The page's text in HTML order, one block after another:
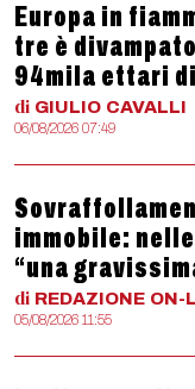
Europa in
tre è
94mila ettari
di GIULIO CAVALLI
06/08/2026 07:49
immobile:
“una
di REDAZIONE ON-
05/08/2026 11:55